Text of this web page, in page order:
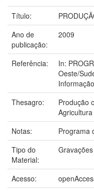
Título:
Ano de
publicação:
2009
Referência:
In:
Oeste/
Thesagro:
Produção
Notas:
Programa
Tipo do
Material:
Acesso: